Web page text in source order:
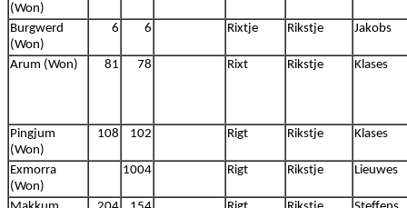
(Won)
Burgwerd
(Won)
6 6 Rixtje Rikstje Jakobs
Arum (Won) 81 78 Rixt Rikstje Klases
Pingjum
(Won)
108 102 Rigt Rikstje Klases
Exmorra
(Won)
1004 Rigt Rikstje Lieuwes